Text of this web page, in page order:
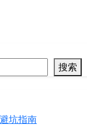
搜索
坑指南